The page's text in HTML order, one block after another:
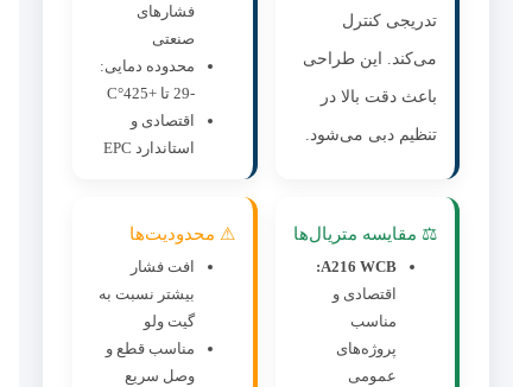
تدریجی کنترل
می‌کند. این طراحی
باعث دقت بالا در
تنظیم دبی می‌شود.
فشارهای
صنعتی
محدوده دمایی:
-29 تا +425°C
اقتصادی و
استاندارد EPC
⚖ مقایسه متریال‌ها
A216 WCB:
اقتصادی و
مناسب
پروژه‌های
عمومی
⚠ محدودیت‌ها
افت فشار
بیشتر نسبت به
گیت ولو
مناسب قطع و
وصل سریع